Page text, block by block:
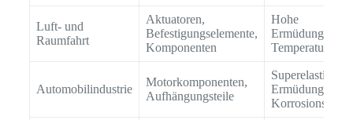
Luft- und
Raumfahrt
Aktuatoren,
Befestigungselemente,
Komponenten
Hohe
Automobilindustrie
Motorkomponenten,
Aufhängungsteile
Superelastizität,